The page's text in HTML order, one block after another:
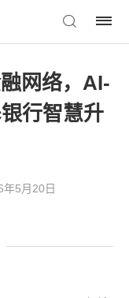
网络，AI-
行智慧升
年5月20日